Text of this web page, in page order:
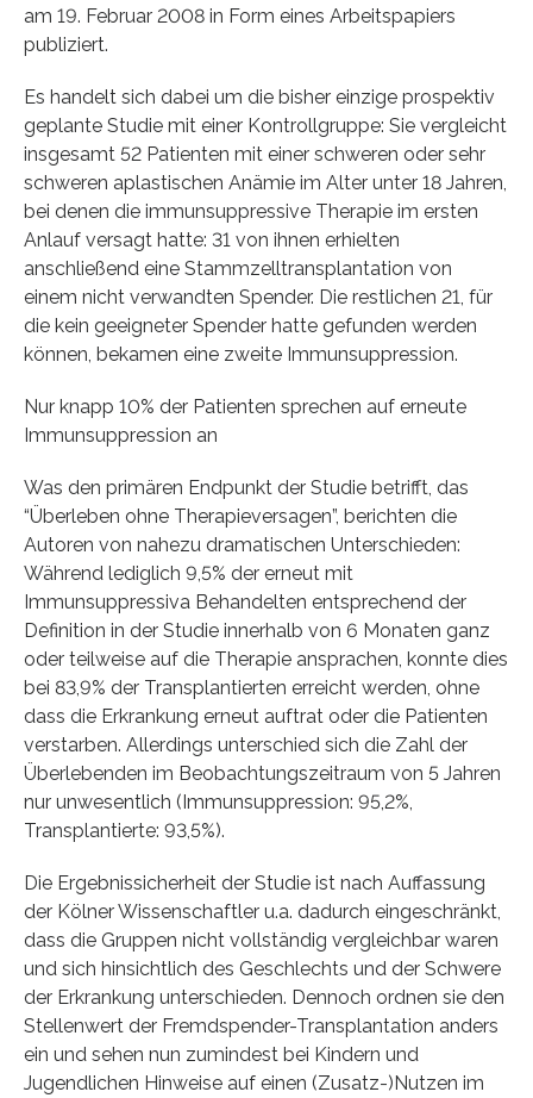
am 19. Februar 2008 in Form eines Arbeitspapiers
publiziert.
Es handelt sich dabei um die bisher einzige prospektiv
geplante Studie mit einer Kontrollgruppe: Sie vergleicht
insgesamt 52 Patienten mit einer schweren oder sehr
schweren aplastischen Anämie im Alter unter 18 Jahren,
bei denen die immunsuppressive Therapie im ersten
Anlauf versagt hatte: 31 von ihnen erhielten
anschließend eine Stammzelltransplantation von
einem nicht verwandten Spender. Die restlichen 21, für
die kein geeigneter Spender hatte gefunden werden
können, bekamen eine zweite Immunsuppression.
Nur knapp 10% der Patienten sprechen auf erneute
Immunsuppression an
Was den primären Endpunkt der Studie betrifft, das
“Überleben ohne Therapieversagen”, berichten die
Autoren von nahezu dramatischen Unterschieden:
Während lediglich 9,5% der erneut mit
Immunsuppressiva Behandelten entsprechend der
Definition in der Studie innerhalb von 6 Monaten ganz
oder teilweise auf die Therapie ansprachen, konnte dies
bei 83,9% der Transplantierten erreicht werden, ohne
dass die Erkrankung erneut auftrat oder die Patienten
verstarben. Allerdings unterschied sich die Zahl der
Überlebenden im Beobachtungszeitraum von 5 Jahren
nur unwesentlich (Immunsuppression: 95,2%,
Transplantierte: 93,5%).
Die Ergebnissicherheit der Studie ist nach Auffassung
der Kölner Wissenschaftler u.a. dadurch eingeschränkt,
dass die Gruppen nicht vollständig vergleichbar waren
und sich hinsichtlich des Geschlechts und der Schwere
der Erkrankung unterschieden. Dennoch ordnen sie den
Stellenwert der Fremdspender-Transplantation anders
ein und sehen nun zumindest bei Kindern und
Jugendlichen Hinweise auf einen (Zusatz-)Nutzen im